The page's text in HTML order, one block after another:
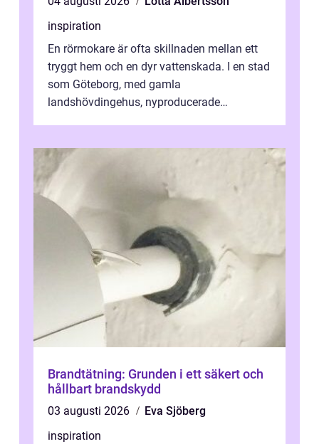
inspiration
En rörmokare är ofta skillnaden mellan ett
tryggt hem och en dyr vattenskada. I en stad
som Göteborg, med gamla
landshövdingehus, nyproducerade
Brandtätning: Grunden i ett säkert och
hållbart brandskydd
03 augusti 2026
Eva Sjöberg
inspiration